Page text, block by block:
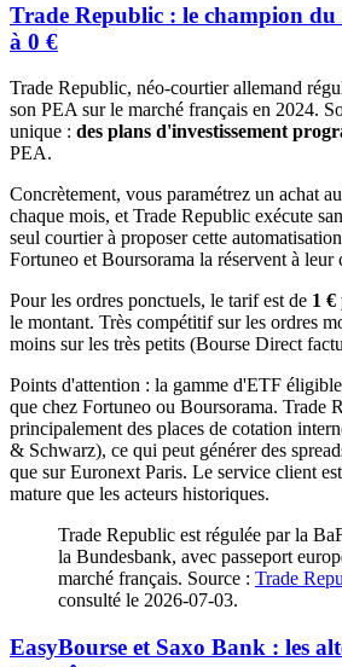
Trade Republic : le champion
à 0 €
Trade Republic, néo-courtier allemand
son PEA sur le marché français en 2024.
unique : des plans d'investissement
PEA.
Concrètement, vous paramétrez un achat
chaque mois, et Trade Republic exécute
seul courtier à proposer cette
Fortuneo et Boursorama la réservent à leur
Pour les ordres ponctuels, le tarif est de 1
le montant. Très compétitif sur les ordres
moins sur les très petits (Bourse Direct
Points d'attention : la gamme d'ETF
que chez Fortuneo ou Boursorama. Trade
principalement des places de cotation
& Schwarz), ce qui peut générer des
que sur Euronext Paris. Le service client
mature que les acteurs historiques.
Trade Republic est régulée par la
la Bundesbank, avec passeport
marché français. Source : Trade
consulté le 2026-07-03.
EasyBourse et Saxo Bank : les